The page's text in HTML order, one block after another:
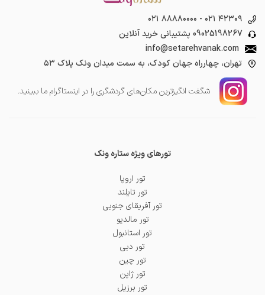
۰۲۱ ۸۸۸۸۰۰۰۰ - ۰۲۱ ۴۲۳۰۹
09025198267 پشتیبانی خرید آنلاین
info@setarehvanak.com
تهران، چهارراه جهان کودک، به سمت میدان ونک پلاک ۵۳
شگفت انگیز‌ترین مکان‌های گردشگری را در اینستاگرام ما ببینید.
تورهای ویژه ستاره ونک
تور اروپا
تور تایلند
تور آفریقای جنوبی
تور مالدیو
تور استانبول
تور دبی
تور چین
تور ژاپن
تور برزیل